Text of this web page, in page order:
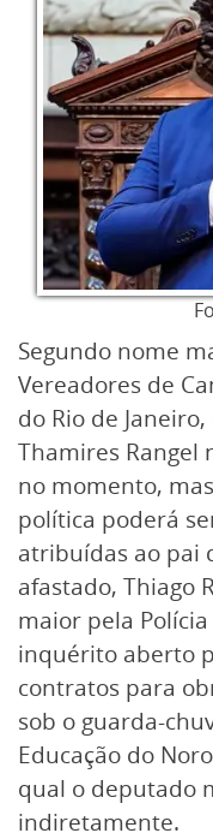
Segundo nome
Vereadores de
do Rio de
Thamires Rangel
no momento,
política poderá
atribuídas ao pai
afastado, Thiago
maior pela
inquérito aberto
contratos para
sob o guarda-
Educação do
qual o deputado
indiretamente.